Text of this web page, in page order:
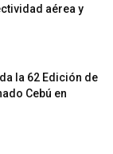
aérea y
la 62 Edición de
Cebú en